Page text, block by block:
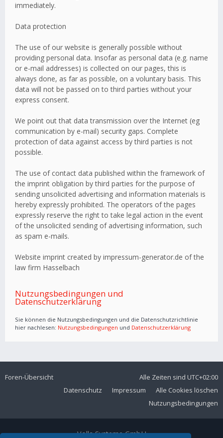
immediately.
Data protection
The use of our website is generally possible without
providing personal data. Insofar as personal data (e.g. name
or e-mail addresses) is collected on our pages, this is
always done, as far as possible, on a voluntary basis. This
data will not be passed on to third parties without your
express consent.
We point out that data transmission over the Internet (eg
communication by e-mail) security gaps. Complete
protection of data against access by third parties is not
possible.
The use of contact data published within the framework of
the imprint obligation by third parties for the purpose of
sending unsolicited advertising and information materials is
hereby expressly prohibited. The operators of the pages
expressly reserve the right to take legal action in the event
of the unsolicited sending of advertising information, such
as spam e-mails.
Website imprint created by impressum-generator.de of the
law firm Hasselbach
Nutzungsbedingungen und
Datenschutzerklärung
Sie können die Nutzungsbedingungen und die Datenschutzrichtlinie
hier nachlesen: Nutzungsbedingungen und Datenschutzerklärung
Foren-Übersicht Alle Zeiten sind UTC+02:00
Alle Cookies löschen
Impressum
Datenschutz
Nutzungsbedingungen
Volla Systeme GmbH